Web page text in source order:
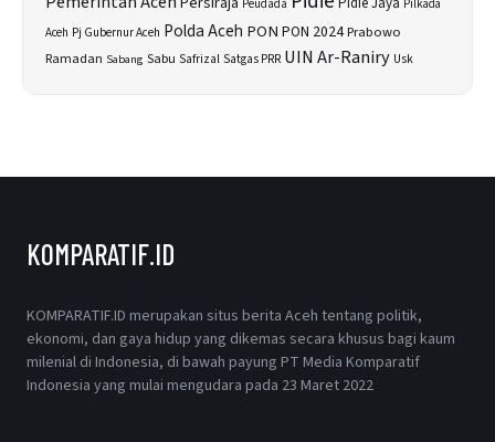
Peudada
Pilkada
Aceh Pj Gubernur Aceh Polda Aceh PON PON 2024Prabowo
Ramadan Sabang Sabu SafrizalSatgas PRR UIN Ar-Raniry Usk
KOMPARATIF.ID
KOMPARATIF.ID merupakan situs berita Aceh tentang politik,
ekonomi, dan gaya hidup yang dikemas secara khusus bagi kaum
milenial di Indonesia, di bawah payung PT Media Komparatif
Indonesia yang mulai mengudara pada 23 Maret 2022